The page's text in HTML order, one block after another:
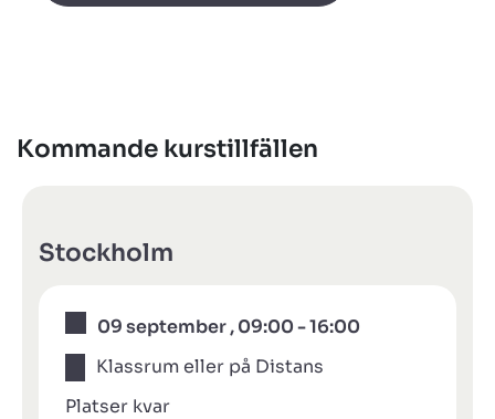
Kommande kurstillfällen
Stockholm
09 september , 09:00 - 16:00
Klassrum eller på Distans
Platser kvar